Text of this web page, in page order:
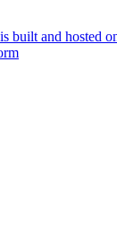
built and hosted